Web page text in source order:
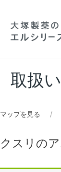
取扱
マップを見る
クスリの